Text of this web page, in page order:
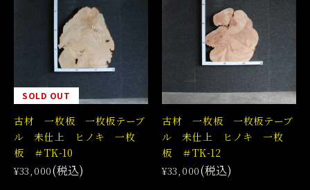
SOLD OUT
古材 一枚板 一枚板テーブ
ル 未仕上 ヒノキ 一枚
板 ＃TK-10
¥33,000(税込)
古材 一枚板 一枚板テーブ
ル 未仕上 ヒノキ 一枚
板 ＃TK-12
¥33,000(税込)